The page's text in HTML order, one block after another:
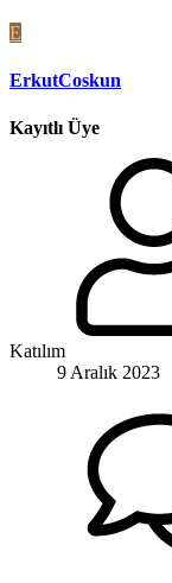
E
ErkutCoskun
Kayıtlı Üye
Katılım
9 Aralık 2023